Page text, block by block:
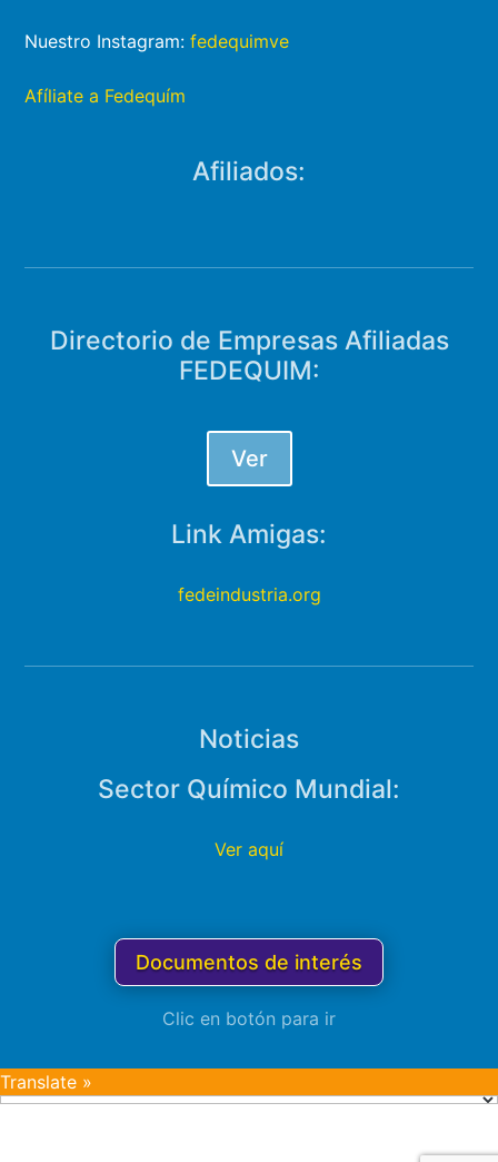
Nuestro Instagram:fedequimve
Afíliate a Fedequím
Afiliados:
Directorio de Empresas Afiliadas
FEDEQUIM:
Ver
Link Amigas:
fedeindustria.org
Noticias
Sector Químico Mundial:
Ver aquí
Documentos de interés
Clic en botón para ir
Translate »